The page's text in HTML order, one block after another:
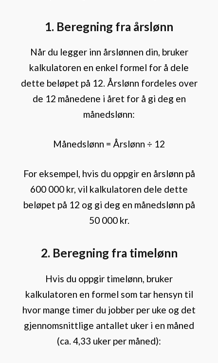
1. Beregning fra årslønn
Når du legger inn årslønnen din, bruker
kalkulatoren en enkel formel for å dele
dette beløpet på 12. Årslønn fordeles over
de 12 månedene i året for å gi deg en
månedslønn:
Månedslønn = Årslønn ÷ 12
For eksempel, hvis du oppgir en årslønn på
600 000 kr, vil kalkulatoren dele dette
beløpet på 12 og gi deg en månedslønn på
50 000 kr.
2. Beregning fra timelønn
Hvis du oppgir timelønn, bruker
kalkulatoren en formel som tar hensyn til
hvor mange timer du jobber per uke og det
gjennomsnittlige antallet uker i en måned
(ca. 4,33 uker per måned):